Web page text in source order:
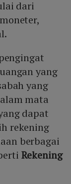
dari
yang
yang
mata
dapat
rekening
berbagai
Rekening